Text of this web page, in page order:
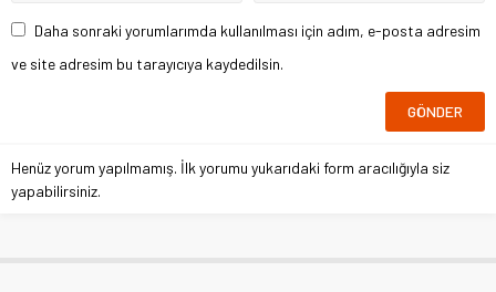
Daha sonraki yorumlarımda kullanılması için adım, e-posta adresim
ve site adresim bu tarayıcıya kaydedilsin.
Henüz yorum yapılmamış. İlk yorumu yukarıdaki form aracılığıyla siz
yapabilirsiniz.